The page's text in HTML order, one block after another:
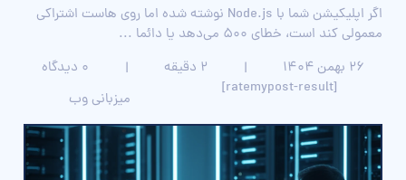
اگر اپلیکیشن شما با Node.js نوشته شده اما روی هاست اشتراکی
معمولی کند است، خطای 500 می‌دهد یا دائما ...
۲۶ بهمن ۱۴۰۴
| 2 دقیقه |
0 دیدگاه
[ratemypost-result]
میزبانی وب